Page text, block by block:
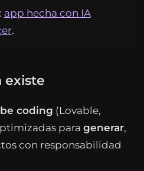
app hecha con IA
.
existe
coding (Lovable,
para generar,
con responsabilidad